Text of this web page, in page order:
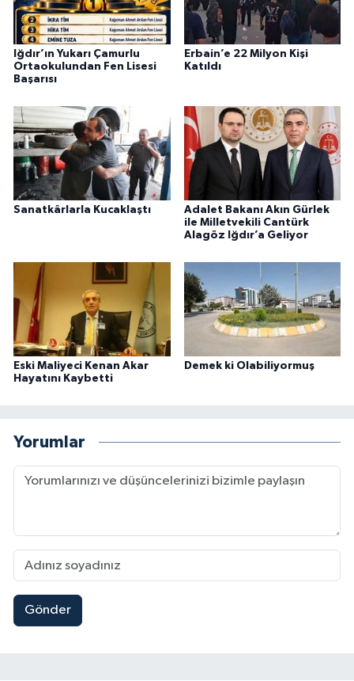
Iğdır’ın Yukarı Çamurlu
Ortaokulundan Fen Lisesi
Başarısı
Erbain’e 22 Milyon Kişi
Katıldı
Sanatkârlarla Kucaklaştı
Adalet Bakanı Akın Gürlek
ile Milletvekili Cantürk
Alagöz Iğdır’a Geliyor
Eski Maliyeci Kenan Akar
Hayatını Kaybetti
Demek ki Olabiliyormuş
Yorumlar
Gönder